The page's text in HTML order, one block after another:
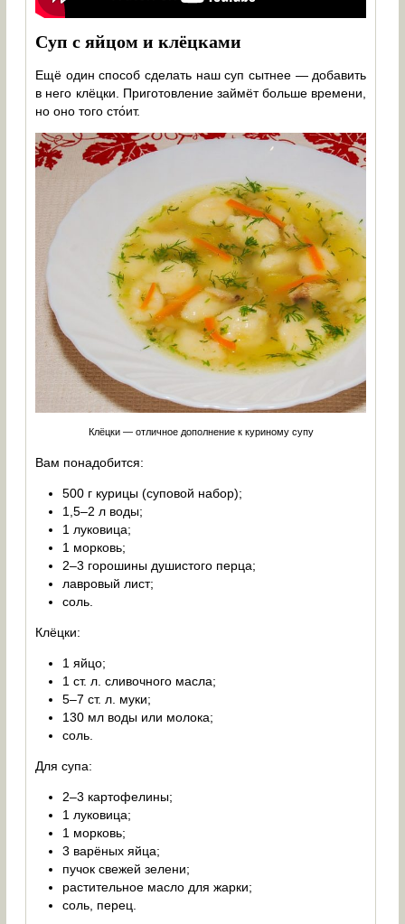
Суп с яйцом и клёцками
Ещё один способ сделать наш суп сытнее — добавить
в него клёцки. Приготовление займёт больше времени,
но оно того сто́ит.
Клёцки — отличное дополнение к куриному супу
Вам понадобится:
500 г курицы (суповой набор);
1,5–2 л воды;
1 луковица;
1 морковь;
2–3 горошины душистого перца;
лавровый лист;
соль.
Клёцки:
1 яйцо;
1 ст. л. сливочного масла;
5–7 ст. л. муки;
130 мл воды или молока;
соль.
Для супа:
2–3 картофелины;
1 луковица;
1 морковь;
3 варёных яйца;
пучок свежей зелени;
растительное масло для жарки;
соль, перец.